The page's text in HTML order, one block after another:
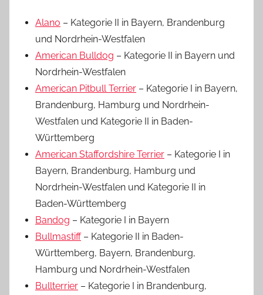
Alano – Kategorie II in Bayern, Brandenburg
und Nordrhein-Westfalen
American Bulldog – Kategorie II in Bayern und
Nordrhein-Westfalen
American Pitbull Terrier – Kategorie I in Bayern,
Brandenburg, Hamburg und Nordrhein-
Westfalen und Kategorie II in Baden-
Württemberg
American Staffordshire Terrier – Kategorie I in
Bayern, Brandenburg, Hamburg und
Nordrhein-Westfalen und Kategorie II in
Baden-Württemberg
Bandog – Kategorie I in Bayern
Bullmastiff– Kategorie II in Baden-
Württemberg, Bayern, Brandenburg,
Hamburg und Nordrhein-Westfalen
Bullterrier – Kategorie I in Brandenburg,